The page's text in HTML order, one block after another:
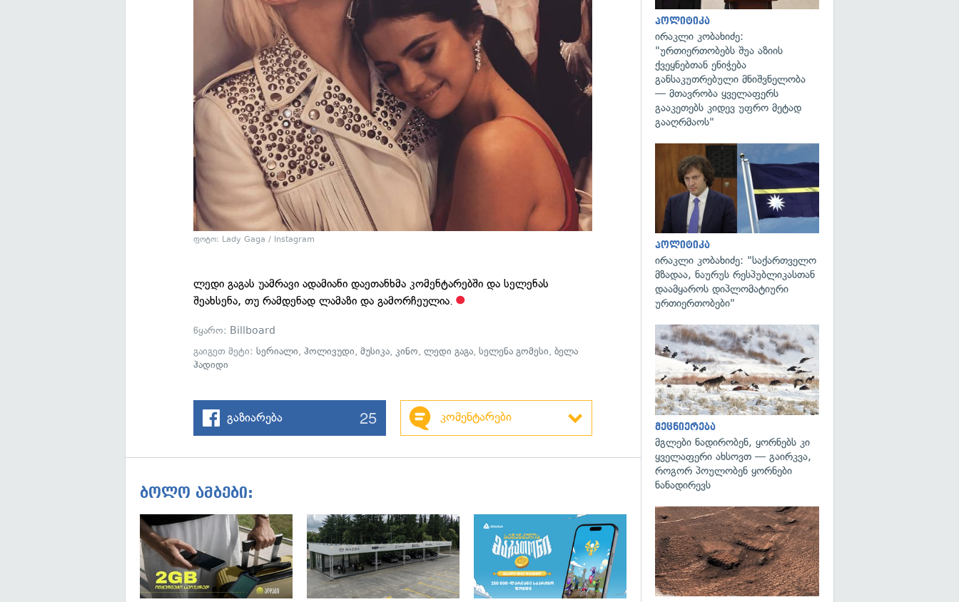
ფოტო: Lady Gaga / Instagram
ლედი გაგას უამრავი ადამიანი დაეთანხმა კომენტარებში და სელენას
შეახსენა, თუ რამდენად ლამაზი და გამორჩეულია.
წყარო: Billboard
გაიგეთ მეტი:სერიალი,ჰოლივუდი,მუსიკა,კინო,ლედი გაგა,სელენა გომესი,ბელა
ჰადიდი
გაზიარება 25 კომენტარები
ბოლო ამბები:
პოლიტიკა
ირაკლი კობახიძე:
"ურთიერთობებს შუა აზიის
ქვეყნებთან ენიჭება
განსაკუთრებული მნიშვნელობა
— მთავრობა ყველაფერს
გააკეთებს კიდევ უფრო მეტად
გააღრმაოს"
პოლიტიკა
ირაკლი კობახიძე: "საქართველო
მზადაა, ნაურუს რესპუბლიკასთან
დაამყაროს დიპლომატიური
ურთიერთობები"
მეცნიერება
მგლები ნადირობენ, ყორნებს კი
ყველაფერი ახსოვთ — გაირკვა,
როგორ პოულობენ ყორნები
ნანადირევს